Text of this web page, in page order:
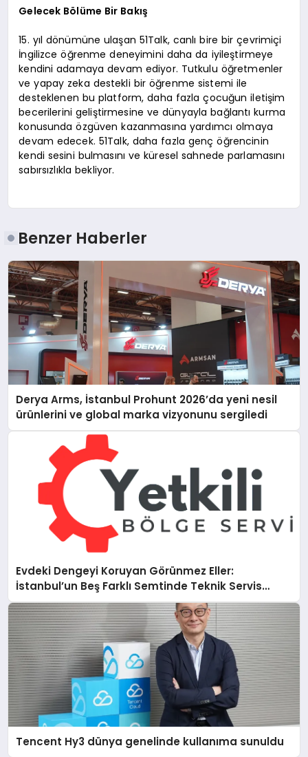
Gelecek Bölüme Bir Bakış
15. yıl dönümüne ulaşan 51Talk, canlı bire bir çevrimiçi
İngilizce öğrenme deneyimini daha da iyileştirmeye
kendini adamaya devam ediyor. Tutkulu öğretmenler
ve yapay zeka destekli bir öğrenme sistemi ile
desteklenen bu platform, daha fazla çocuğun iletişim
becerilerini geliştirmesine ve dünyayla bağlantı kurma
konusunda özgüven kazanmasına yardımcı olmaya
devam edecek. 51Talk, daha fazla genç öğrencinin
kendi sesini bulmasını ve küresel sahnede parlamasını
sabırsızlıkla bekliyor.
Benzer Haberler
Derya Arms, İstanbul Prohunt 2026’da yeni nesil
ürünlerini ve global marka vizyonunu sergiledi
Evdeki Dengeyi Koruyan Görünmez Eller:
İstanbul’un Beş Farklı Semtinde Teknik Servis
Gerçeği
Tencent Hy3 dünya genelinde kullanıma sunuldu